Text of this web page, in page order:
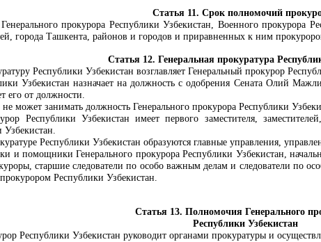
Статья 11. Срок полномочий
прокурора Республики Узбекистан, Военного прокурора
города Ташкента, районов и городов и приравненных к ним
Статья 12. Генеральная прокуратура
Республики Узбекистан возглавляет Генеральный прокурор
Узбекистан назначает на должность с одобрения Сената Олий
его от должности.
может занимать должность Генерального прокурора Республики
Республики Узбекистан имеет первого заместителя,
Узбекистан.
Республики Узбекистан образуются главные управления,
и помощники Генерального прокурора Республики Узбекистан,
старшие следователи по особо важным делам и следователи по
Республики Узбекистан.
Статья 13. Полномочия Генерального
Республики Узбекистан
Республики Узбекистан руководит органами прокуратуры и